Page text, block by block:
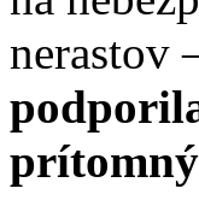
nerastov